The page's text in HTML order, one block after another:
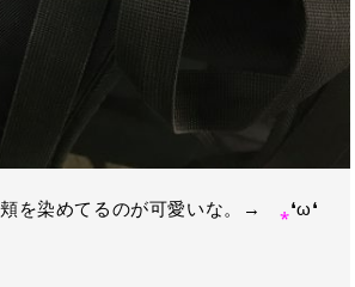
頬を染めてるのが可愛いな。→ ⁎ ❛ω❛